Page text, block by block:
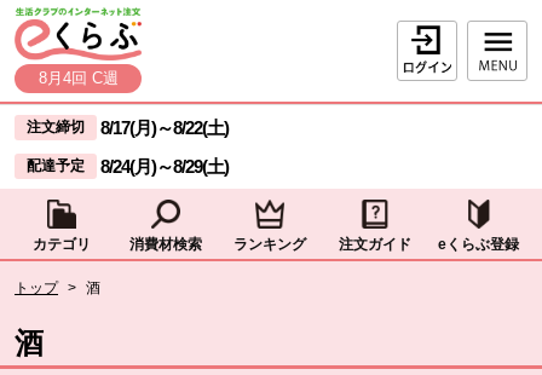
ページの先頭です。
本文へジャンプする。
8月4回 C週
ログイン
ここからサイト内共通メニューです。
サイト内共通メニューをスキップする
注文締切 8/17(月)～8/22(土)
配達予定 8/24(月)～8/29(土)
カテゴリ 消費材検索 ランキング 注文ガイド eくらぶ登録
トップ > 酒
酒